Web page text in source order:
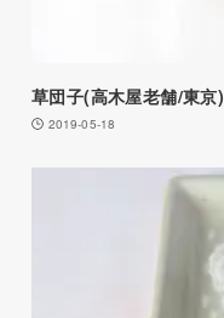
草団子(高木屋老舗/東京)
2019-05-18